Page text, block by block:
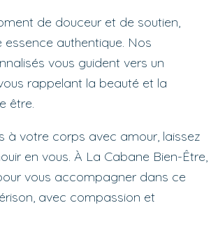
de douceur et de soutien,
essence authentique. Nos
vous guident vers un
rappelant la beauté et la
être.
à votre corps avec amour, laissez
en vous. À La Cabane Bien-Être,
vous accompagner dans ce
avec compassion et